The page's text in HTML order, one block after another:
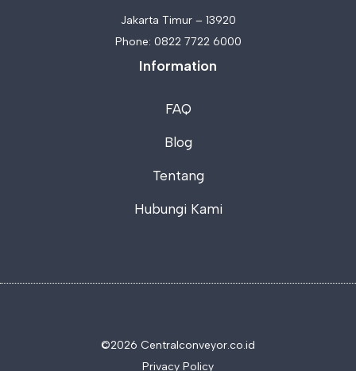
Jakarta Timur – 13920
Phone: 0822 7722 6000
Information
FAQ
Blog
Tentang
Hubungi Kami
©2026 Centralconveyor.co.id
Privacy Policy